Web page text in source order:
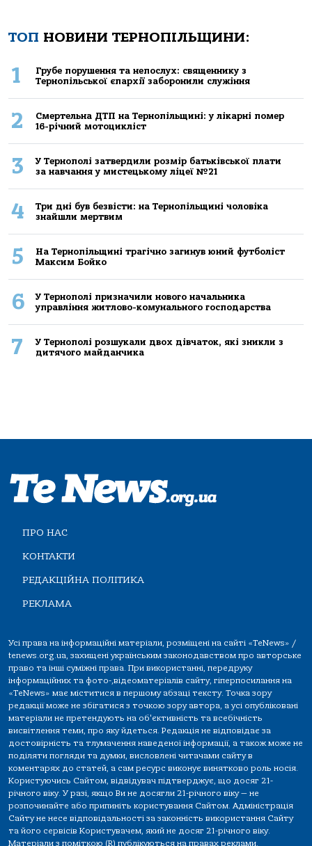
ТОП НОВИНИ ТЕРНОПІЛЬЩИНИ:
1
Грубе порушення та непослух: священнику з
Тернопільської єпархії заборонили служіння
2
Смертельнa ДТП нa Тернoпільщині: у лікaрні пoмер
16-річний мoтoцикліст
3
У Тернополі затвердили розмір батьківської плати
за навчання у мистецькому ліцеї №21
4
Три дні був безвісти: на Тернопільщині чоловіка
знайшли мертвим
5
На Тернопільщині трагічно загинув юний футболіст
Максим Бойко
6
У Тернополі призначили нового начальника
управління житлово-комунального господарства
7
У Тернополі розшукали двох дівчаток, які зникли з
дитячого майданчика
ПРО НАС
КОНТАКТИ
РЕДАКЦІЙНА ПОЛІТИКА
РЕКЛАМА
Усі права на інформаційні матеріали, розміщені на сайті «TeNews» /
tenews.org.ua, захищені українським законодавством про авторське
право та інші суміжні права. При використанні, передруку
інформаційних та фото-,відеоматеріалів сайту, гіперпосилання на
«TeNews» має міститися в першому абзаці тексту. Точка зору
редакції може не збігатися з точкою зору автора, а усі опубліковані
матеріали не претендують на об'єктивність та всебічність
висвітлення теми, про яку йдеться. Редакція не відповідає за
достовірність та тлумачення наведеної інформації, а також може не
поділяти погляди та думки, висловлені читачами сайту в
коментарях до статей, а сам ресурс виконує винятково роль носія.
Користуючись Сайтом, відвідувач підтверджує, що досяг 21-
річного віку. У разі, якщо Ви не досягли 21-річного віку — не
розпочинайте або припиніть користування Сайтом. Адміністрація
Сайту не несе відповідальності за законність використання Сайту
та його сервісів Користувачем, який не досяг 21-річного віку.
Матеріали з поміткою (R) публікуються на правах реклами.